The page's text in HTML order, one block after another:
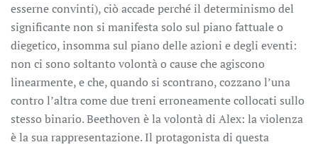
esserne convinti), ciò accade perché il determinismo del
significante non si manifesta solo sul piano fattuale o
diegetico, insomma sul piano delle azioni e degli eventi:
non ci sono soltanto volontà o cause che agiscono
linearmente, e che, quando si scontrano, cozzano l’una
contro l’altra come due treni erroneamente collocati sullo
stesso binario. Beethoven è la volontà di Alex: la violenza
è la sua rappresentazione. Il protagonista di questa